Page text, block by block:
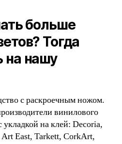
больше
Тогда
на нашу
с раскроечным ножом.
винилового
на клей: Decoria,
East, Tarkett, CorkArt,